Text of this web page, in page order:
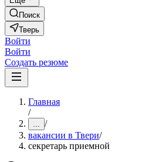
Поиск
Тверь
Войти
Войти
Создать резюме
Главная
/
... /
вакансии в Твери/
секретарь приемной